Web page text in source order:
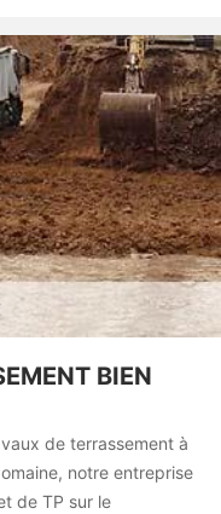
BIEN
de terrassement à
notre entreprise
de TP sur le